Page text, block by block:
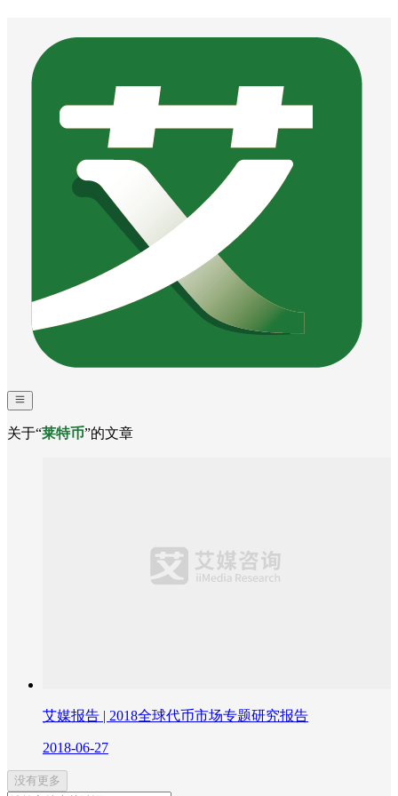
关于“莱特币”的文章
艾媒报告 | 2018全球代币市场专题研究报告
2018-06-27
没有更多